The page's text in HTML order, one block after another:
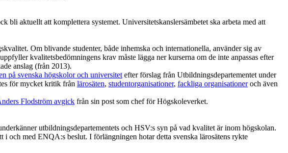
aktuellt att komplettera systemet. Universitetskanslersämbetet ska arbeta med att
Om blivande studenter, både inhemska och internationella, använder sig av
kvalitetsbedömningens krav måste lägga ner kurserna om de inte anpassas efter
anslag (från 2013).
på svenska högskolor och universitet efter förslag från Utbildningsdepartementet under
för mycket kritik från lärosäten, studentorganisationer, fackliga organisationeroch även
Flodström avgick från sin post som chef för Högskoleverket.
utbildningsdepartementets och HSV:s syn på vad kvalitet är inom högskolan.
och med ENQA:s beslut. I förlängningen hotar detta svenska lärosätens rykte